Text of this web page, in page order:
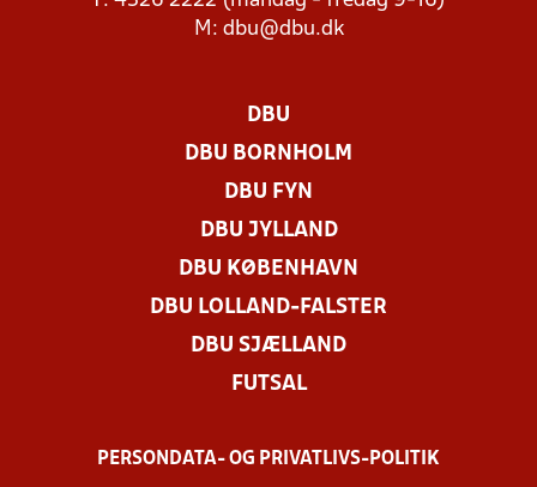
M: dbu@dbu.dk
DBU
DBU BORNHOLM
DBU FYN
DBU JYLLAND
DBU KØBENHAVN
DBU LOLLAND-FALSTER
DBU SJÆLLAND
FUTSAL
PERSONDATA- OG PRIVATLIVS-POLITIK